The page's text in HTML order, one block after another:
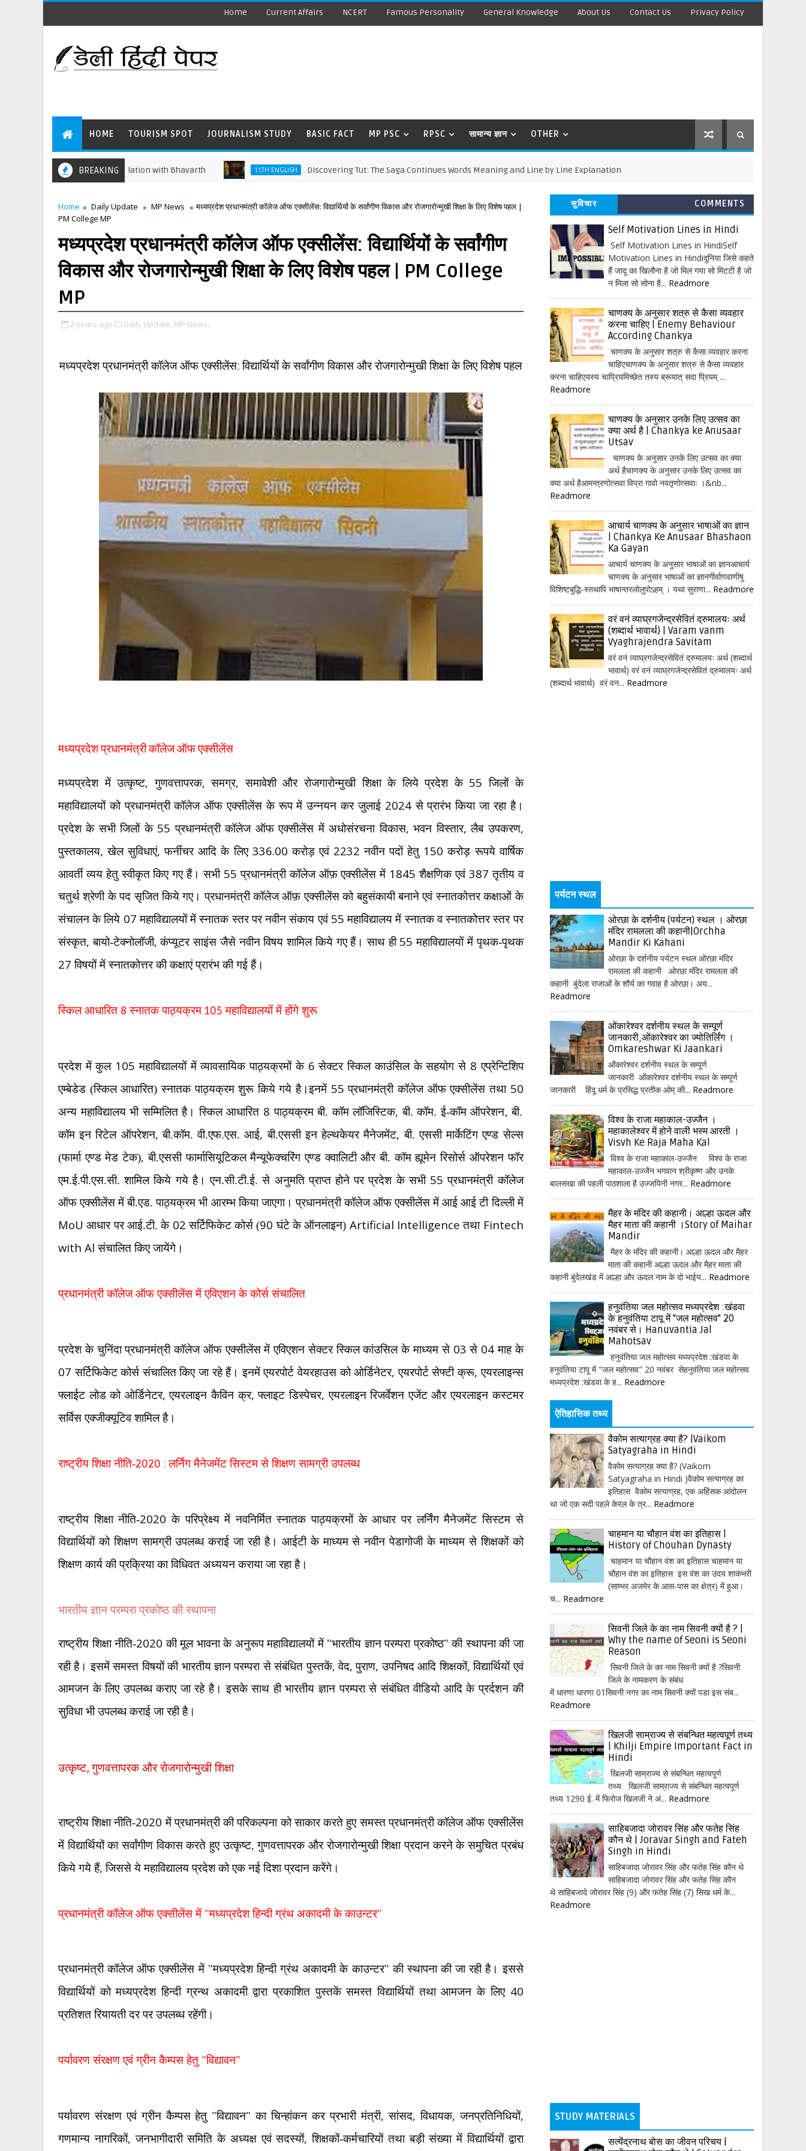
Home Current Affairs NCERT Famous Personality General Knowledge About Us Contact Us Privacy Policy
HOME TOURISM SPOT JOURNALISM STUDY BASIC FACT MP PSC RPSC सामान्य ज्ञान OTHER
BREAKING
Sentence-wise Translation with Bhavarth 11TH ENGLISH Discovering Tut: The Saga Continues Words Meaning and Line by Line Explanation
Home Daily Update MP News
मध्यप्रदेश प्रधानमंत्री कॉलेज ऑफ एक्सीलेंस: विद्यार्थियों के सर्वांगीण विकास और रोजगारोन्मुखी शिक्षा के लिए विशेष पहल |
PM College MP
मध्यप्रदेश प्रधानमंत्री कॉलेज ऑफ एक्सीलेंस: विद्यार्थियों के सर्वांगीण
विकास और रोजगारोन्मुखी शिक्षा के लिए विशेष पहल | PM College
MP
2 years ago Daily Update, MP News,
मध्यप्रदेश प्रधानमंत्री कॉलेज ऑफ एक्सीलेंस:विद्यार्थियों के सर्वांगीण विकास और रोजगारोन्मुखी शिक्षा के लिए विशेष पहल
मध्यप्रदेश प्रधानमंत्री कॉलेज ऑफ एक्सीलेंस
मध्यप्रदेश में उत्कृष्ट,गुणवत्तापरक,समग्र,समावेशी और रोजगारोन्मुखी शिक्षा के लिये प्रदेश के 55 जिलों के
महाविद्यालयों को प्रधानमंत्री कॉलेज ऑफ एक्सीलेंस के रूप में उन्नयन कर जुलाई 2024से प्रारंभ किया जा रहा है।
प्रदेश के सभी जिलों के 55 प्रधानमंत्री कॉलेज ऑफ एक्सीलेंस में अधोसंरचना विकास,भवन विस्तार,लैब उपकरण,
पुस्तकालय,खेल सुविधाएं,फर्नीचर आदि के लिए 336.00 करोड़ एवं 2232 नवीन पदों हेतु 150 करोड़ रूपये वार्षिक
आवर्ती व्यय हेतु स्वीकृत किए गए हैं। सभी 55 प्रधानमंत्री कॉलेज ऑफ़ एक्सीलेंस में 1845 शैक्षणिक एवं 387 तृतीय व
चतुर्थ श्रेणी के पद सृजित किये गए। प्रधानमंत्री कॉलेज ऑफ़ एक्सीलेंस को बहुसंकायी बनाने एवं स्नातकोत्तर कक्षाओं के
संचालन के लिये 07 महाविद्यालयों में स्नातक स्तर पर नवीन संकाय एवं 55 महाविद्यालय में स्नातक व स्नातकोत्तर स्तर पर
संस्कृत,बायो-टेक्नोलॉजी,कंप्यूटर साइंस जैसे नवीन विषय शामिल किये गए हैं। साथ ही 55 महाविद्यालयों में पृथक-पृथक
27 विषयों में स्नातकोत्तर की कक्षाएं प्रारंभ की गई हैं।
स्किल आधारित 8 स्नातक पाठ्यक्रम 105 महाविद्यालयों में होंगे शुरू
प्रदेश में कुल 105 महाविद्यालयों में व्यावसायिक पाठ्यक्रमों के 6 सेक्टर स्किल काउंसिल के सहयोग से 8 एप्रेन्टिशिप
एम्बेडेड (स्किल आधारित) स्नातक पाठ्यक्रम शुरू किये गये है।इनमें 55 प्रधानमंत्री कॉलेज ऑफ एक्सीलेंस तथा 50
अन्य महाविद्यालय भी सम्मिलित है। स्किल आधारित 8 पाठ्यक्रम बी. कॉम लॉजिस्टिक,बी. कॉम. ई-कॉम ऑपरेशन,बी.
कॉम इन रिटेल ऑपरेशन,बी.कॉम. वी.एफ.एस. आई,बी.एससी इन हेल्थकेयर मैनेजमेंट,बी. एससी मार्केटिंग एण्ड सेल्स
(फार्मा एण्ड मेड टेक),बी.एससी फार्मासियूटिकल मैन्यूफेक्चरिंग एण्ड क्वालिटी और बी. कॉम ह्यूमेन रिसोर्स ऑपरेशन फॉर
एम.ई.पी.एस.सी. शामिल किये गये है। एन.सी.टी.ई. से अनुमति प्राप्त होने पर प्रदेश के सभी 55 प्रधानमंत्री कॉलेज
ऑफ एक्सीलेंस में बी.एड. पाठ्यक्रम भी आरम्भ किया जाएगा। प्रधानमंत्री कॉलेज ऑफ एक्सीलेंस में आई आई टी दिल्ली में
MoUआधार पर आई.टी. के 02 सर्टिफिकेट कोर्स (90 घंटे के ऑनलाइन) Artificial Intelligenceतथा Fintech
with Alसंचालित किए जायेंगे।
प्रधानमंत्री कॉलेज ऑफ एक्सीलेंस में एविएशन के कोर्स संचालित
प्रदेश के चुनिंदा प्रधानमंत्री कॉलेज ऑफ एक्सीलेंस में एविएशन सेक्टर स्किल कांउसिल के माध्यम से 03 से 04 माह के
07 सर्टिफिकेट कोर्स संचालित किए जा रहे हैं। इनमें एयरपोर्ट वेयरहाउस को ओर्डिनेटर,एयरपोर्ट सेफ्टी क्रू,एयरलाइन्स
फ्लाईट लोड को ओर्डिनेटर,एयरलाइन कैविन क्र,फ्लाइट डिस्पेचर,एयरलाइन रिजर्वेशन एजेंट और एयरलाइन कस्टमर
सर्विस एक्जीक्यूटिव शामिल है।
राष्ट्रीय शिक्षा नीति-2020 :लर्निंग मैनेजमेंट सिस्टम से शिक्षण सामग्री उपलब्ध
राष्ट्रीय शिक्षा नीति-2020 के परिप्रेक्ष्य में नवनिर्मित स्नातक पाठ्यक्रमों के आधार पर लर्निंग मैनेजमेंट सिस्टम से
विद्यार्थियों को शिक्षण सामग्री उपलब्ध कराई जा रही है। आईटी के माध्यम से नवीन पेडागोजी के माध्यम से शिक्षकों को
शिक्षण कार्य की प्रक्रिया का विधिवत अध्ययन कराया जा रहा है।
भारतीय ज्ञान परम्परा प्रकोष्ठ की स्थापना
राष्ट्रीय शिक्षा नीति-2020 की मूल भावना के अनुरूप महाविद्यालयों में "भारतीय ज्ञान परम्परा प्रकोष्ठ" की स्थापना की जा
रही है। इसमें समस्त विषयों की भारतीय ज्ञान परम्परा से संबंधित पुस्तकें,वेद,पुराण,उपनिषद आदि शिक्षकों,विद्यार्थियों एवं
आमजन के लिए उपलब्ध कराए जा रहे है। इसके साथ ही भारतीय ज्ञान परम्परा से संबंधित वीडियो आदि के प्रर्दशन की
सुविधा भी उपलब्ध कराई जा रही है।
उत्कृष्ट,गुणवत्तापरक और रोजगारोन्मुखी शिक्षा
राष्ट्रीय शिक्षा नीति-2020 में प्रधानमंत्री की परिकल्पना को साकार करते हुए समस्त प्रधानमंत्री कॉलेज ऑफ एक्सीलेंस
में विद्यार्थियों का सर्वांगीण विकास करते हुए उत्कृष्ट,गुणवत्तापरक और रोजगारोन्मुखी शिक्षा प्रदान करने के समुचित प्रबंध
किये गये हैं,जिससे ये महाविद्यालय प्रदेश को एक नई दिशा प्रदान करेंगे।
प्रधानमंत्री कॉलेज ऑफ एक्सीलेंस में "मध्यप्रदेश हिन्दी ग्रंथ अकादमी के काउन्टर"
प्रधानमंत्री कॉलेज ऑफ एक्सीलेंस में "मध्यप्रदेश हिन्दी ग्रंथ अकादमी के काउन्टर" की स्थापना की जा रही है। इससे
विद्यार्थियों को मध्यप्रदेश हिन्दी ग्रन्थ अकादमी द्वारा प्रकाशित पुस्तकें समस्त विद्यार्थियों तथा आमजन के लिए 40
प्रतिशत रियायती दर पर उपलब्ध रहेंगी।
पर्यावरण संरक्षण एवं ग्रीन कैम्पस हेतु "विद्यावन"
पर्यावरण संरक्षण एवं ग्रीन कैम्पस हेतु "विद्यावन" का चिन्हांकन कर प्रभारी मंत्री,सांसद,विधायक,जनप्रतिनिधियों,
गणमान्य नागरिकों,जनभागीदारी समिति के अध्यक्ष एवं सदस्यों,शिक्षकों-कर्मचारियों तथा बड़ी संख्या में विद्यार्थियों द्वारा
सुविचार COMMENTS
Self Motivation Lines in Hindi
Self Motivation Lines in HindiSelf
Motivation Lines in Hindiदुनिया जिसे कहते
हैं जादू का खिलौना है जो मिल गया सो मिटटी है जो
न मिला सो सोना है... Readmore
चाणक्य के अनुसार शत्रु से कैसा व्यवहार
करना चाहिए | Enemy Behaviour
According Chankya
चाणक्य के अनुसार शत्रु से कैसा व्यवहार करना
चाहिएचाणक्य के अनुसार शत्रु से कैसा व्यवहार
करना चाहिएयस्य चाप्रियमिच्छेत तस्य ब्रूयात् सदा प्रियम् ...
Readmore
चाणक्य के अनुसार उनके लिए उत्सव का
क्या अर्थ है | Chankya ke Anusaar
Utsav
चाणक्य के अनुसार उनके लिए उत्सव का क्या
अर्थ हैचाणक्य के अनुसार उनके लिए उत्सव का
क्या अर्थ हैआमन्त्रणोत्सवा विप्रा गावो नवतृणोत्सवाः ।&nb...
Readmore
आचार्य चाणक्य के अनुसार भाषाओं का ज्ञान
| Chankya Ke Anusaar Bhashaon
Ka Gayan
आचार्य चाणक्य के अनुसार भाषाओं का ज्ञानआचार्य
चाणक्य के अनुसार भाषाओं का ज्ञानगीर्वाणवाणीषु
विशिष्टबुद्धि-स्तथापि भाषान्तरलोलुपोऽहम् । यथा सुराणा... Readmore
वरं वनं व्याघ्रगजेन्द्रसेवितं द्रुमालयः अर्थ
(शब्दार्थ भावार्थ) | Varam vanm
Vyaghrajendra Savitam
वरं वनं व्याघ्रगजेन्द्रसेवितं द्रुमालयः अर्थ (शब्दार्थ
भावार्थ) वरं वनं व्याघ्रगजेन्द्रसेवितं द्रुमालयः अर्थ
(शब्दार्थ भावार्थ) वरं वन... Readmore
पर्यटन स्थल
ओरछा के दर्शनीय (पर्यटन) स्थल । ओरछा
मंदिर रामलला की कहानी|Orchha
Mandir Ki Kahani
ओरछा के दर्शनीय पर्यटन स्थल ओरछा मंदिर
रामलला की कहानी ओरछा मंदिर रामलला की
कहानी बुंदेला राजाओं के शौर्य का गवाह है ओरछा। अय...
Readmore
ओंकारेश्वर दर्शनीय स्थल के सम्पूर्ण
जानकारी,ओंकारेश्वर का ज्योतिर्लिंग ।
Omkareshwar Ki Jaankari
ओंकारेश्वर दर्शनीय स्थल के सम्पूर्ण
जानकारी ओंकारेश्वर दर्शनीय स्थल के सम्पूर्ण
जानकारी हिंदू धर्म के प्रसिद्ध प्रतीक ओम् की... Readmore
विश्व के राजा महाकाल-उज्जैन ।
महाकालेश्वर में होने वाली भस्म आरती ।
Visvh Ke Raja Maha Kal
विश्व के राजा महाकाल-उज्जैन विश्व के राजा
महाकाल-उज्जैन भगवान श्रीकृष्ण और उनके
बालसखा की पहली पाठशाला है उज्जयिनी नगर... Readmore
मैहर के मंदिर की कहानी। आल्हा ऊदल और
मैहर माता की कहानी ।Story of Maihar
Mandir
मैहर के मंदिर की कहानी। आल्हा ऊदल और मैहर
माता की कहानी आल्हा ऊदल और मैहर माता की
कहानी बुंदेलखंड में आल्हा और ऊदल नाम के दो भाईय... Readmore
हनुवंतिया जल महोत्सव मध्यप्रदेश :खंडवा
के हनुवंतिया टापू में "जल महोत्सव" 20
नवंबर से। Hanuvantia Jal
Mahotsav
हनुवंतिया जल महोत्सव मध्यप्रदेश :खंडवा के
हनुवंतिया टापू में "जल महोत्सव" 20 नवंबर सेहनुवंतिया जल महोत्सव
मध्यप्रदेश :खंडवा के ह... Readmore
ऐतिहासिक तथ्य
वैकोम सत्याग्रह क्या है? |Vaikom
Satyagraha in Hindi
वैकोम सत्याग्रह क्या है? (Vaikom
Satyagraha in Hindi )वैकोम सत्याग्रह का
इतिहास वैकोम सत्याग्रह, एक अहिंसक आंदोलन
था जो एक सदी पहले केरल के त्र... Readmore
चाहमान या चौहान वंश का इतिहास |
History of Chouhan Dynasty
चाहमान या चौहान वंश का इतिहास चाहमान या
चौहान वंश का इतिहास इस वंश का उदय शाकंभरी
(साम्भर अजमेर के आस-पास का क्षेत्र) में हुआ।
च... Readmore
सिवनी जिले के का नाम सिवनी क्यों है ? |
Why the name of Seoni is Seoni
Reason
सिवनी जिले के का नाम सिवनी क्यों है ?सिवनी
जिले के नामकरण के संबंध
में धारणा धारणा 01सिवनी नगर का नाम सिवनी क्यों पडा इस संब...
Readmore
खिलजी साम्राज्य से संबन्धित महत्वपूर्ण तथ्य
| Khilji Empire Important Fact in
Hindi
खिलजी साम्राज्य से संबन्धित महत्वपूर्ण
तथ्य खिलजी साम्राज्य से संबन्धित महत्वपूर्ण
तथ्य 1290 ई. में फिरोज खिलजी ने अं... Readmore
साहिबजादा जोरावर सिंह और फतेह सिंह
कौन थे | Joravar Singh and Fateh
Singh in Hindi
साहिबजादा जोरावर सिंह और फतेह सिंह कौन थे
साहिबजादा जोरावर सिंह और फतेह सिंह कौन
थे साहिबजादे जोरावर सिंह (9) और फतेह सिंह (7) सिख धर्म के...
Readmore
STUDY MATERIALS
सत्येंद्रनाथ बोस का जीवन परिचय |